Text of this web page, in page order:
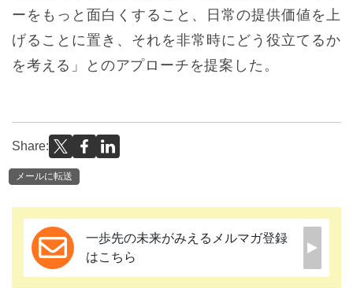
ーをもっと面白くすること、日常の提供価値を上
げることに置き、それを非常時にどう役立てるか
を考える」とのアプローチを提案した。
Share:
メールに転送
一歩先の未来がみえるメルマガ登録
はこちら